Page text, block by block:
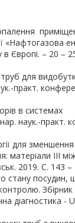
«Нафтогазова
Європі. – 20 –
для
практ.
в системах
наук.-практ.
для зменшення
ІІІ
2019. С. 143 –
стану посудин,
Збірник
діагностика -